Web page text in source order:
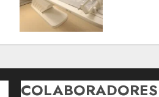
COLABORADORES